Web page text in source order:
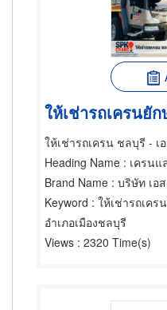
ให้เช่ารถเครนยั
ให้เช่ารถเครน ชลบุรี - เ
Heading Name : เครนและปั้นจั่น,
Brand Name : บริษัท เอ
Keyword : ให้เช่ารถเค
อำเภอเมืองชลบุรี
Views : 2320 Time(s)